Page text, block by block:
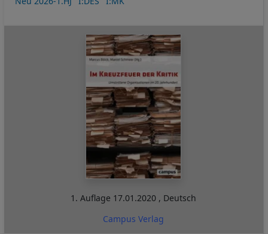
1. Auflage 17.01.2020 , Deutsch
Campus Verlag